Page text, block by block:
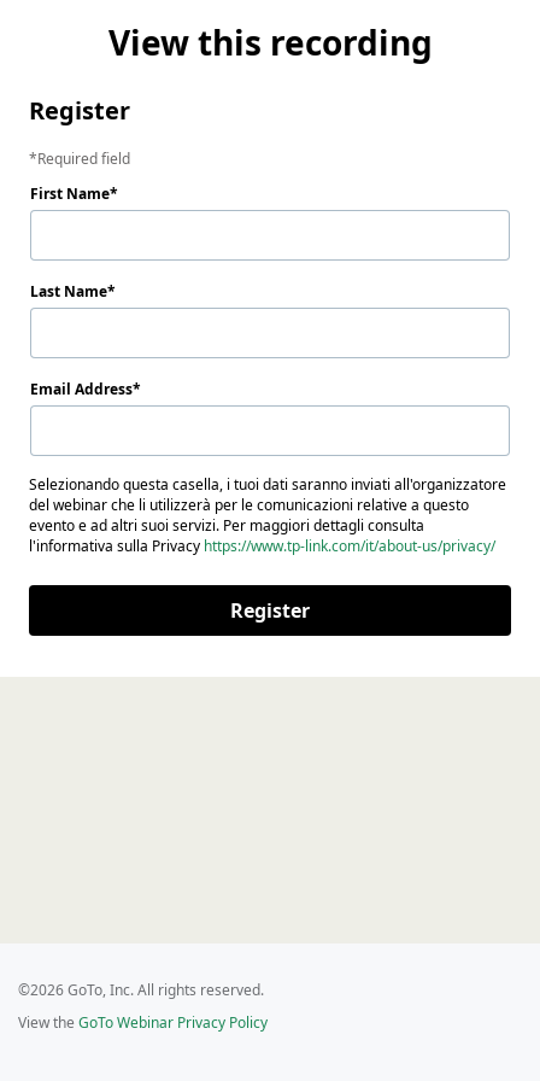
View this recording
Register
Required field
First Name
Last Name
Email Address
Selezionando questa casella, i tuoi dati saranno inviati all'organizzatore
del webinar che li utilizzerà per le comunicazioni relative a questo
evento e ad altri suoi servizi. Per maggiori dettagli consulta
l'informativa sulla Privacy https://www.tp-link.com/it/about-us/privacy/
Register
©2026 GoTo, Inc. All rights reserved.
View the GoTo Webinar Privacy Policy